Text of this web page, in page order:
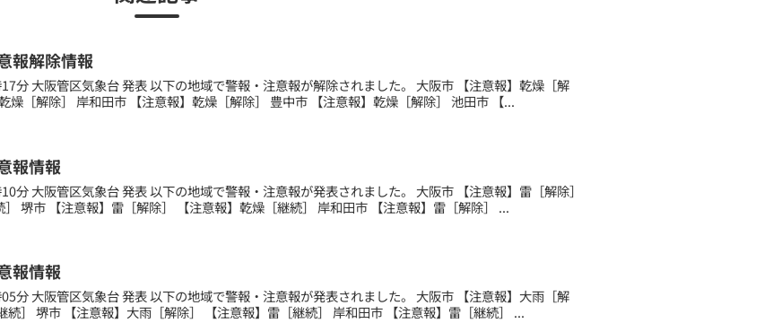
報解除情報
分 大阪管区気象台 発表 以下の地域で警報・注意報が解除されました。 大阪市 【注意報】乾燥［解
燥［解除］ 岸和田市 【注意報】乾燥［解除］ 豊中市 【注意報】乾燥［解除］ 池田市 【...
報情報
分 大阪管区気象台 発表 以下の地域で警報・注意報が発表されました。 大阪市 【注意報】雷［解除］
］ 堺市 【注意報】雷［解除］ 【注意報】乾燥［継続］ 岸和田市 【注意報】雷［解除］ ...
報情報
分 大阪管区気象台 発表 以下の地域で警報・注意報が発表されました。 大阪市 【注意報】大雨［解
続］ 堺市 【注意報】大雨［解除］ 【注意報】雷［継続］ 岸和田市 【注意報】雷［継続］ ...